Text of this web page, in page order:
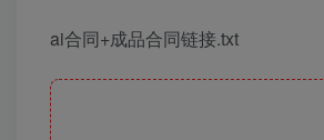
ai合同+成品合同链接.txt